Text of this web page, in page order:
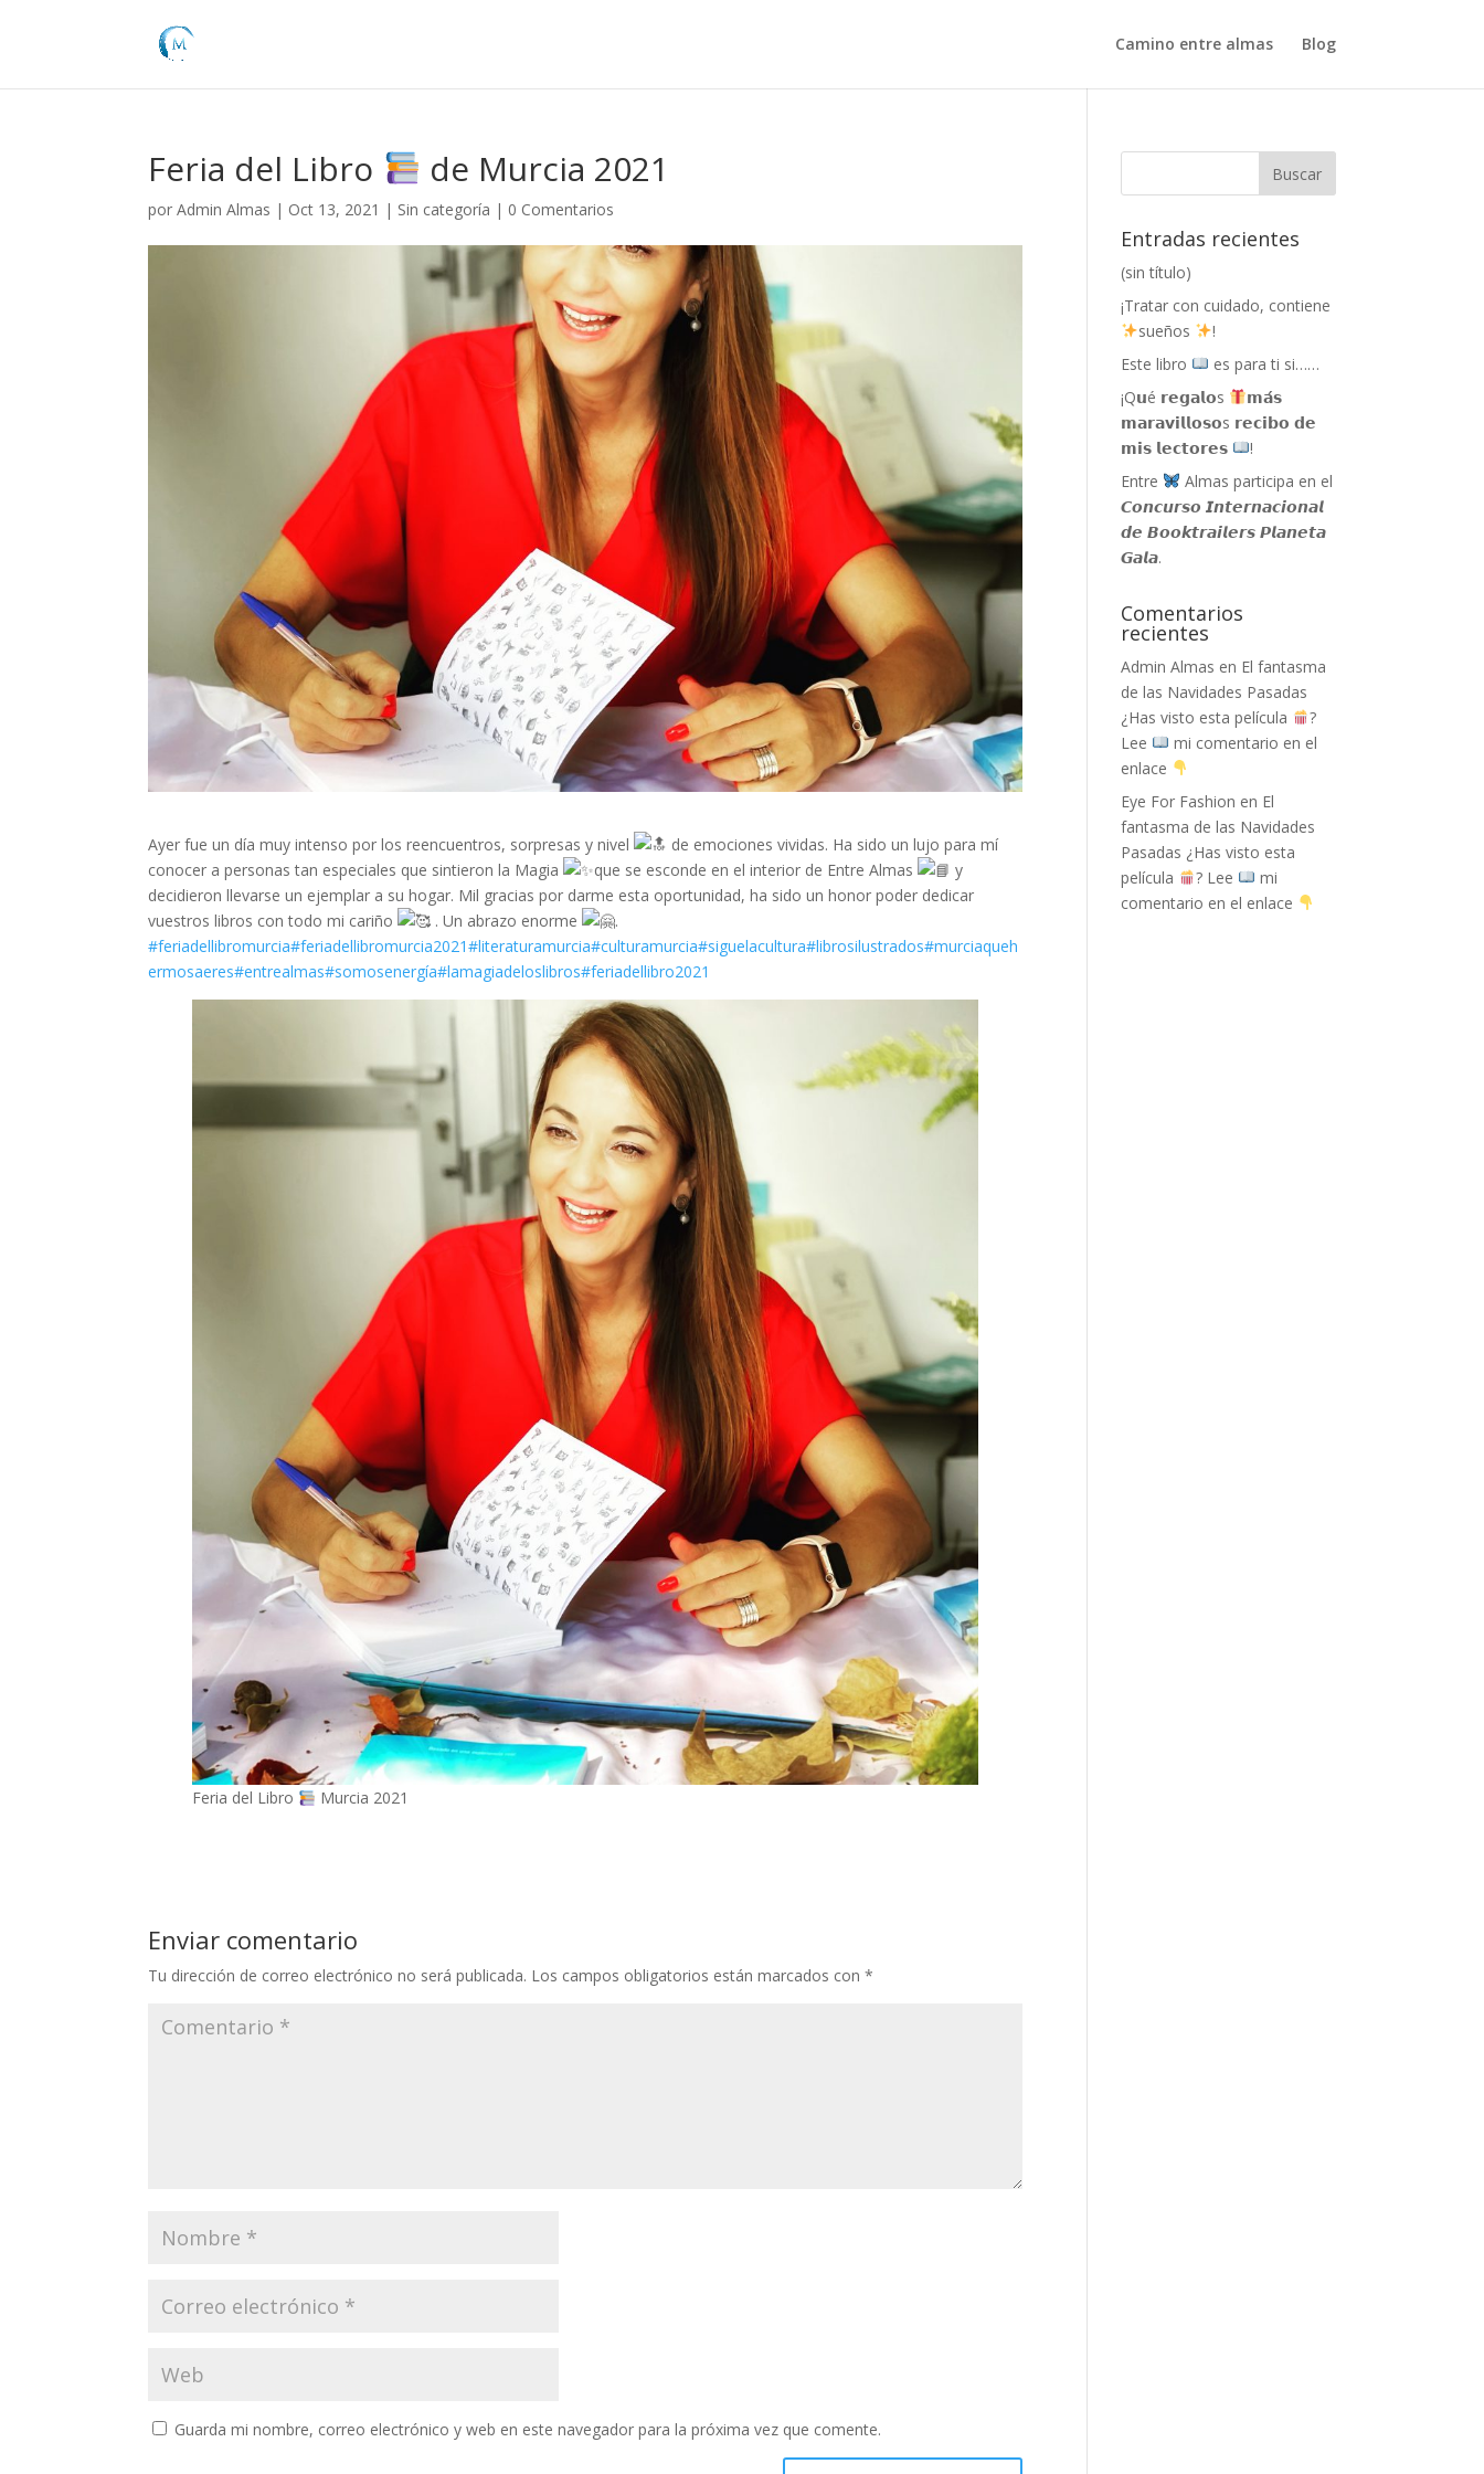
Camino entre almas Blog
Feria del Libro de Murcia 2021
porAdmin Almas | Oct 13, 2021 | Sin categoría | 0 Comentarios
Ayer fue un día muy intenso por los reencuentros, sorpresas y nivel
de emociones vividas. Ha sido un lujo para mí
conocer a personas tan especiales que sintieron la Magia
que se esconde en el interior de Entre Almas
y
decidieron llevarse un ejemplar a su hogar. Mil gracias por darme esta oportunidad, ha sido un honor poder dedicar
vuestros libros con todo mi cariño
. Un abrazo enorme
.
#feriadellibromurcia#feriadellibromurcia2021#literaturamurcia#culturamurcia#siguelacultura#librosilustrados#murciaqueh
ermosaeres#entrealmas#somosenergía#lamagiadeloslibros#feriadellibro2021
Feria del Libro Murcia 2021
Enviar comentario
Tu dirección de correo electrónico no será publicada. Los campos obligatorios están marcados con*
Guarda mi nombre, correo electrónico y web en este navegador para la próxima vez que comente.
Entradas recientes
(sin título)
¡Tratar con cuidado, contiene
sueños
!
Este libro
es para ti si……
¡Q𝘂é 𝗿𝗲𝗴𝗮𝗹𝗼s
𝗺𝗮́𝘀
𝗺𝗮𝗿𝗮𝘃𝗶𝗹𝗹𝗼𝘀𝗼s 𝗿𝗲𝗰𝗶𝗯𝗼 𝗱𝗲
𝗺𝗶𝘀 𝗹𝗲𝗰𝘁𝗼𝗿𝗲𝘀
!
Entre
Almas participa en el
𝘾𝙤𝙣𝙘𝙪𝙧𝙨𝙤 𝙄𝙣𝙩𝙚𝙧𝙣𝙖𝙘𝙞𝙤𝙣𝙖𝙡
𝙙𝙚 𝘽𝙤𝙤𝙠𝙩𝙧𝙖𝙞𝙡𝙚𝙧𝙨 𝙋𝙡𝙖𝙣𝙚𝙩𝙖
𝙂𝙖𝙡𝙖.
Comentarios
recientes
Admin Almas en El fantasma
de las Navidades Pasadas
¿Has visto esta película
?
Lee
mi comentario en el
enlace
Eye For Fashion en El
fantasma de las Navidades
Pasadas ¿Has visto esta
película
? Lee
mi
comentario en el enlace